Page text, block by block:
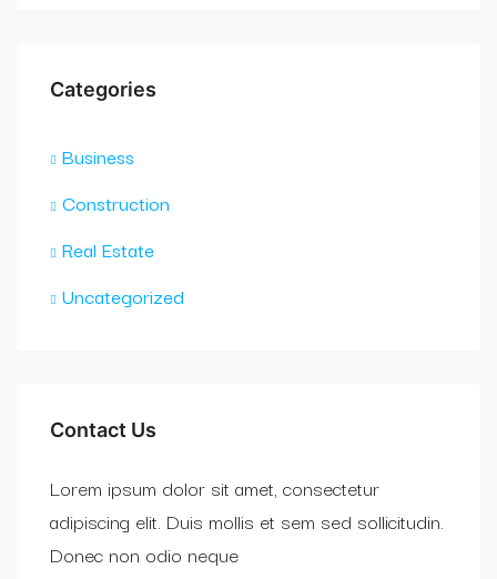
Categories
Business
Construction
Real Estate
Uncategorized
Contact Us
Lorem ipsum dolor sit amet, consectetur
adipiscing elit. Duis mollis et sem sed sollicitudin.
Donec non odio neque